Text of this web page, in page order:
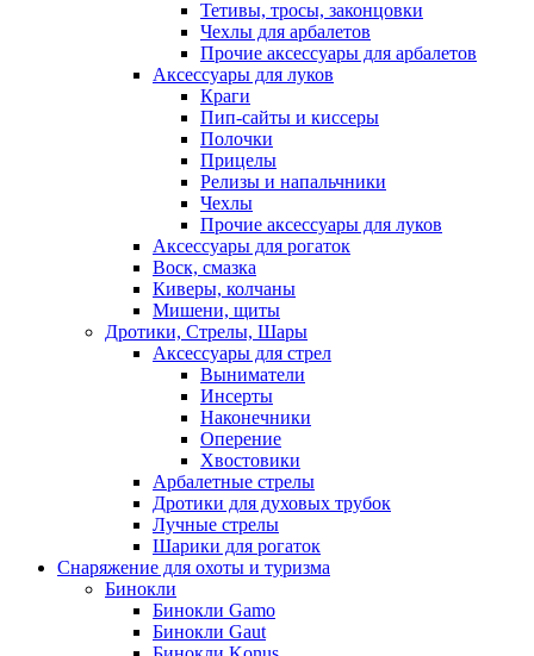
Тетивы, тросы, законцовки
Чехлы для арбалетов
Прочие аксессуары для арбалетов
Аксессуары для луков
Краги
Пип-сайты и киссеры
Полочки
Прицелы
Релизы и напальчники
Чехлы
Прочие аксессуары для луков
Аксессуары для рогаток
Воск, смазка
Киверы, колчаны
Мишени, щиты
Дротики, Стрелы, Шары
Аксессуары для стрел
Выниматели
Инсерты
Наконечники
Оперение
Хвостовики
Арбалетные стрелы
Дротики для духовых трубок
Лучные стрелы
Шарики для рогаток
Снаряжение для охоты и туризма
Бинокли
Бинокли Gamo
Бинокли Gaut